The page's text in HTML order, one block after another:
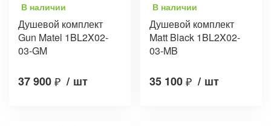
В наличии
Душевой комплект
Gun Matel 1BL2X02-
03-GM
37 900₽ / шт
В наличии
Душевой комплект
Matt Black 1BL2X02-
03-MB
35 100₽ / шт